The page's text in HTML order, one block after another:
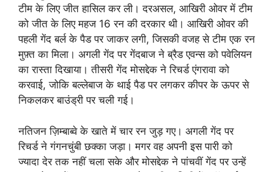
टीम के लिए जीत हासिल कर ली। दरअसल, आखिरी ओवर में टीम
को जीत के लिए महज 16 रन की दरकार थी। आखिरी ओवर की
पहली गेंद बर्ल के पैड पर जाकर लगी, जिसकी वजह से टीम एक रन
मुफ़्त का मिला। अगली गेंद पर गेंदबाज ने ब्रैड एवन्स को पवेलियन
का रास्ता दिखाया। तीसरी गेंद मोसद्देक ने रिचर्ड एंगरावा को
करवाई, जोकि बल्लेबाज के थाई पैड पर लगकर कीपर के ऊपर से
निकलकर बाउंड्री पर चली गई।
नतिजन ज़िम्बाब्वे के खाते में चार रन जुड़ गए। अगली गेंद पर
रिचर्ड ने गंगनचुंबी छक्का जड़ा। मगर वह अपनी इस पारी को
ज्यादा देर तक नहीं चला सके और मोसद्देक ने पांचवीं गेंद पर उन्हें